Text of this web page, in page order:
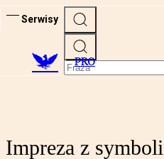
Serwisy
PRO
Impreza z